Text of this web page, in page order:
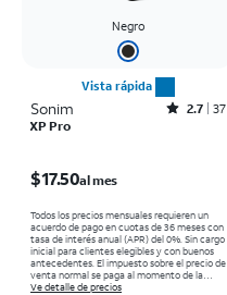
Negro
Vista rápida
Sonim Rated2.7out of 5 stars with37reviews
2.7 37
XP Pro
$17.50al mes
Todos los precios mensuales requieren un
acuerdo de pago en cuotas de 36 meses con
tasa de interés anual (APR) del 0%. Sin cargo
inicial para clientes elegibles y con buenos
antecedentes. El impuesto sobre el precio de
venta normal se paga al momento de la
compra. Existen restricciones.
Ve detalle de precios